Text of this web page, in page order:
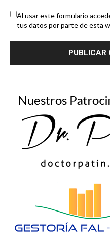
Al usar este formulario
tus datos por parte de esta